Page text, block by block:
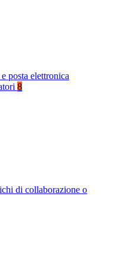
posta elettronica
8
di collaborazione o